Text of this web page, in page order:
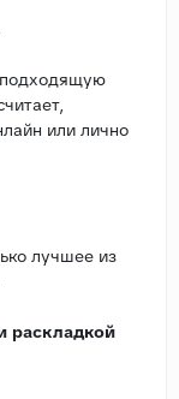
или лично
лучшее из
раскладкой